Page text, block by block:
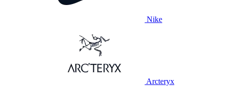
Nike
Arcteryx